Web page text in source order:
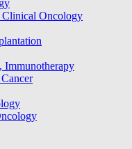
Clinical Oncology
Immunotherapy